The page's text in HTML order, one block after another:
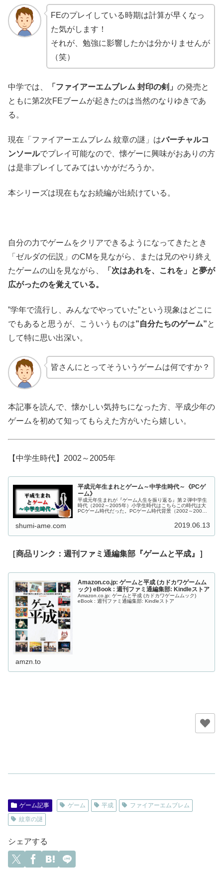
FEのプレイしている時期は計算が早くなっ
た気がします！
それが、勉強に影響したかは分かりませんが
（笑）
中学では、 「ファイアーエムブレム 封印の剣」 の発売と
ともに第2次FEブームが起きたのは当然のなりゆきであ
る。
現在「ファイアーエムブレム 紋章の謎」はバーチャルコ
ンソールでプレイ可能なので、懐ゲーに興味がおありの方
は是非プレイしてみてはいかがだろうか。
本シリーズは現在もなお続編が出続けている。
自分の力でゲームをクリアできるようになってきたとき
「ゼルダの伝説」のCMを見ながら、または兄のやり終え
たゲームの山を見ながら、
「次はあれを、これを」と夢が
広がったのを覚えている。
”学年で流行し、みんなでやっていた”という現象はどこに
でもあると思うが、こういうものは”自分たちのゲーム”と
して特に思い出深い。
皆さんにとってそういうゲームは何ですか？
本記事を読んで、懐かしい気持ちになった方、平成少年の
ゲームを初めて知ってもらえた方がいたら嬉しい。
【中学生時代】2002～2005年
平成元年生まれとゲーム～中学生時代～《PCゲ
ーム》
平成元年生まれが『ゲーム人生を振り返る』第２弾中学生
時代（2002～2005年）小学生時代はこちらこの時代は大
PCゲーム時代だった。PCゲーム時代背景（2002～2005
shumi-ame.com 2019.06.13
［商品リンク：週刊ファミ通編集部『ゲームと平成』］
Amazon.co.jp: ゲームと平成 (カドカワゲームム
ック) eBook : 週刊ファミ通編集部: Kindleストア
Amazon.co.jp: ゲームと平成 (カドカワゲームムック)
eBook : 週刊ファミ通編集部: Kindleストア
amzn.to
ゲーム記事 ゲーム 平成
ファイアーエムブレム
紋章の謎
シェアする